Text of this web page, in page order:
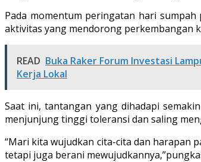
Pada momentum peringatan hari
aktivitas yang mendorong perkembangan
READ Buka Raker Forum Investasi
Kerja Lokal
Saat ini, tantangan yang dihadapi
menjunjung tinggi toleransi dan saling
“Mari kita wujudkan cita-cita dan harapan
tetapi juga berani